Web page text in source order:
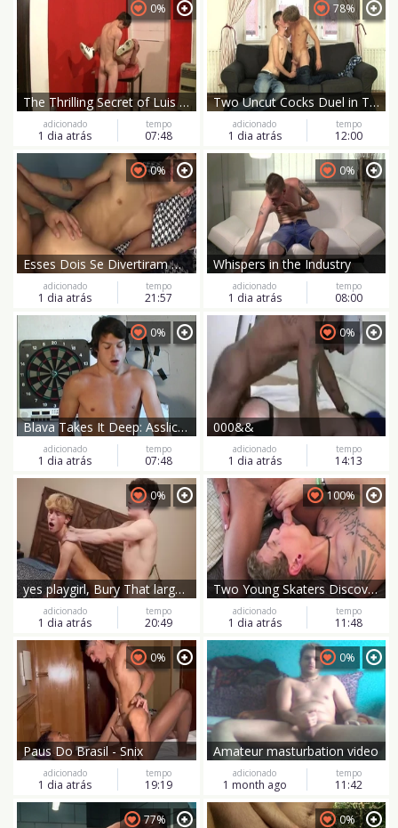
The Thrilling Secret of Luis Blava's Office Twink Affair
0%
adicionado
1 dia atrás
tempo
07:48
Two Uncut Cocks Duel in Twisted Cotton
78%
adicionado
1 dia atrás
tempo
12:00
Esses Dois Se Divertiram Bastante
0%
adicionado
1 dia atrás
tempo
21:57
Whispers in the Industry
0%
adicionado
1 dia atrás
tempo
08:00
Blava Takes It Deep: Asslicking Fun
0%
adicionado
1 dia atrás
tempo
07:48
000&&
0%
adicionado
1 dia atrás
tempo
14:13
yes playgirl, Bury That large penis unfathomable In Me !!
0%
adicionado
1 dia atrás
tempo
20:49
Two Young Skaters Discover Love and Lust
100%
adicionado
1 dia atrás
tempo
11:48
Paus Do Brasil - Snix
0%
adicionado
1 dia atrás
tempo
19:19
Amateur masturbation video
0%
adicionado
1 month ago
tempo
11:42
77% 0%